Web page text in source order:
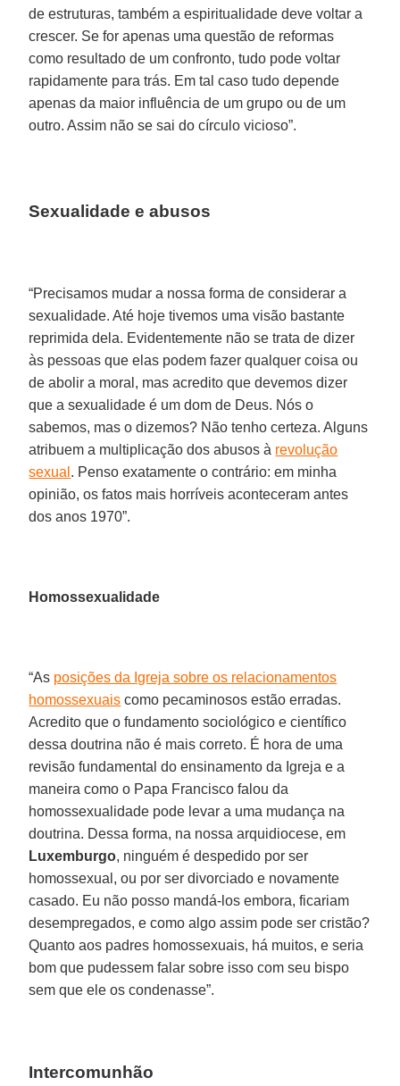
de estruturas, também a espiritualidade deve voltar a
crescer. Se for apenas uma questão de reformas
como resultado de um confronto, tudo pode voltar
rapidamente para trás. Em tal caso tudo depende
apenas da maior influência de um grupo ou de um
outro. Assim não se sai do círculo vicioso”.
Sexualidade e abusos
“Precisamos mudar a nossa forma de considerar a
sexualidade. Até hoje tivemos uma visão bastante
reprimida dela. Evidentemente não se trata de dizer
às pessoas que elas podem fazer qualquer coisa ou
de abolir a moral, mas acredito que devemos dizer
que a sexualidade é um dom de Deus. Nós o
sabemos, mas o dizemos? Não tenho certeza. Alguns
atribuem a multiplicação dos abusos à revolução
sexual . Penso exatamente o contrário: em minha
opinião, os fatos mais horríveis aconteceram antes
dos anos 1970”.
Homossexualidade
“As posições da Igreja sobre os relacionamentos
homossexuais como pecaminosos estão erradas.
Acredito que o fundamento sociológico e científico
dessa doutrina não é mais correto. É hora de uma
revisão fundamental do ensinamento da Igreja e a
maneira como o Papa Francisco falou da
homossexualidade pode levar a uma mudança na
doutrina. Dessa forma, na nossa arquidiocese, em
Luxemburgo, ninguém é despedido por ser
homossexual, ou por ser divorciado e novamente
casado. Eu não posso mandá-los embora, ficariam
desempregados, e como algo assim pode ser cristão?
Quanto aos padres homossexuais, há muitos, e seria
bom que pudessem falar sobre isso com seu bispo
sem que ele os condenasse”.
Intercomunhão